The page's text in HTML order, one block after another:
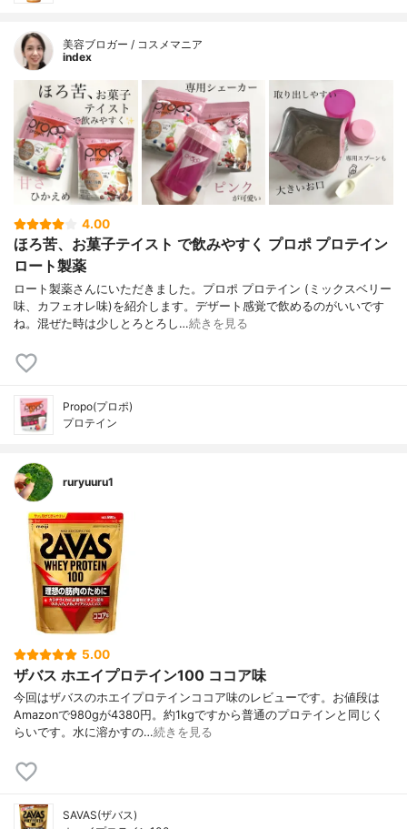
美容ブロガー / コスメマニア
index
4.00
ほろ苦、お菓子テイスト で飲みやすく プロポ プロテイン
ロート製薬
ロート製薬さんにいただきました。プロポ プロテイン (ミックスベリー
味、カフェオレ味)を紹介します。デザート感覚で飲めるのがいいです
ね。混ぜた時は少しとろとろし…続きを見る
Propo(プロポ)
プロテイン
ruryuuru1
5.00
ザバス ホエイプロテイン100 ココア味
今回はザバスのホエイプロテインココア味のレビューです。お値段は
Amazonで980gが4380円。約1kgですから普通のプロテインと同じく
らいです。水に溶かすの…続きを見る
SAVAS(ザバス)